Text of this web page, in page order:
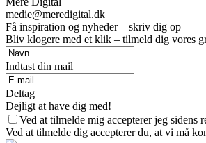
medie@meredigital.dk
Få inspiration og nyheder – skriv dig op
Bliv klogere med et klik – tilmeld dig vores
Indtast din mail
Deltag
Dejligt at have dig med!
Ved at tilmelde mig accepterer jeg sidens
Ved at tilmelde dig accepterer du, at vi må